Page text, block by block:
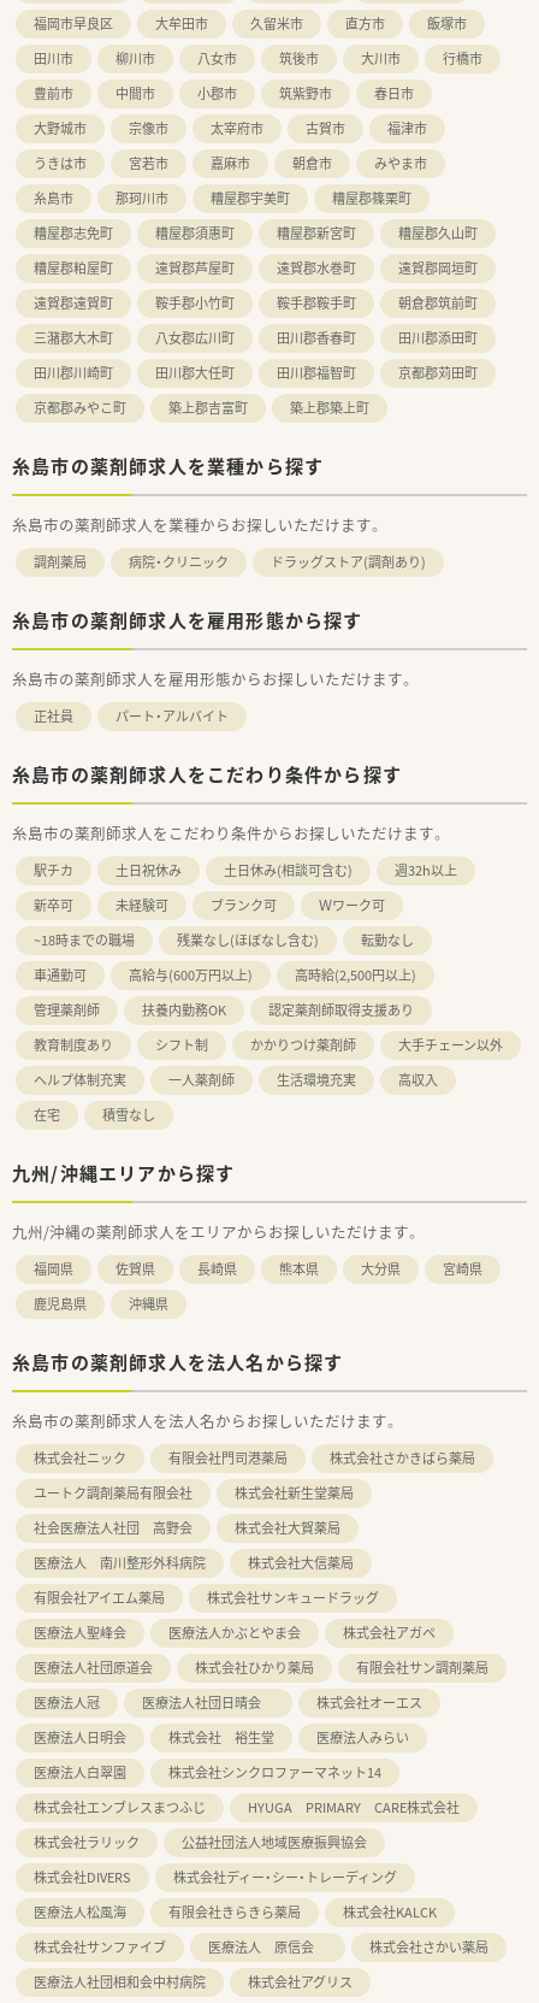
【やりがい/おすすめポイント】
■ロボット調剤などの先端技術に触れながら、薬剤師としての専
門性を高めることができる環境です。
■地域密着型の薬局として患者様との距離が近く、日々の業務を
通じて直接感謝の言葉をいただけます。
■会社の成長とともに自身のキャリアも広がるため、組織づくり
に参加する面白さを実感できます。
福岡市早良区
大牟田市 久留米市 直方市
飯塚市
田川市
柳川市 八女市 筑後市 大川市
行橋市
豊前市
中間市 小郡市 筑紫野市
春日市
大野城市
宗像市 太宰府市 古賀市
福津市
うきは市
宮若市 嘉麻市 朝倉市
みやま市
糸島市
那珂川市 糟屋郡宇美町
糟屋郡篠栗町
糟屋郡志免町
糟屋郡須惠町 糟屋郡新宮町
糟屋郡久山町
糟屋郡粕屋町
遠賀郡芦屋町 遠賀郡水巻町
遠賀郡岡垣町
遠賀郡遠賀町
鞍手郡小竹町 鞍手郡鞍手町
朝倉郡筑前町
三潴郡大木町
八女郡広川町 田川郡香春町
田川郡添田町
田川郡川崎町
田川郡大任町 田川郡福智町
京都郡苅田町
京都郡みやこ町
築上郡吉富町 築上郡築上町
糸島市の薬剤師求人を業種から探す
糸島市の薬剤師求人を業種からお探しいただけます。
調剤薬局 病院・クリニック ドラッグストア(調剤あり)
糸島市の薬剤師求人を雇用形態から探す
糸島市の薬剤師求人を雇用形態からお探しいただけます。
正社員 パート・アルバイト
糸島市の薬剤師求人をこだわり条件から探す
糸島市の薬剤師求人をこだわり条件からお探しいただけます。
駅チカ 土日祝休み 土日休み(相談可含む)
週32h以上
新卒可
未経験可 ブランク可
Ｗワーク可
~18時までの職場
残業なし(ほぼなし含む)
転勤なし
車通勤可
高給与(600万円以上)
高時給(2,500円以上)
管理薬剤師
扶養内勤務OK
認定薬剤師取得支援あり
教育制度あり
シフト制 かかりつけ薬剤師
大手チェーン以外
ヘルプ体制充実
一人薬剤師 生活環境充実
高収入
在宅
積雪なし
九州/沖縄エリアから探す
九州/沖縄の薬剤師求人をエリアからお探しいただけます。
福岡県 佐賀県 長崎県 熊本県 大分県
宮崎県
鹿児島県
沖縄県
糸島市の薬剤師求人を法人名から探す
糸島市の薬剤師求人を法人名からお探しいただけます。
株式会社ニック 有限会社門司港薬局
株式会社さかきばら薬局
ユートク調剤薬局有限会社
株式会社新生堂薬局
社会医療法人社団 高野会
株式会社大賀薬局
医療法人 南川整形外科病院
株式会社大信薬局
有限会社アイエム薬局
株式会社サンキュードラッグ
医療法人聖峰会
医療法人かぶとやま会
株式会社アガペ
医療法人社団原道会
株式会社ひかり薬局
有限会社サン調剤薬局
医療法人冠
医療法人社団日晴会
株式会社オーエス
医療法人日明会
株式会社 裕生堂
医療法人みらい
医療法人白翠園
株式会社シンクロファーマネット14
株式会社エンブレスまつふじ
HYUGA PRIMARY CARE株式会社
株式会社ラリック
公益社団法人地域医療振興協会
株式会社DIVERS
株式会社ディー・シー・トレーディング
医療法人松風海
有限会社きらきら薬局
株式会社KALCK
株式会社サンファイブ
医療法人 原信会
株式会社さかい薬局
医療法人社団相和会中村病院
株式会社アグリス